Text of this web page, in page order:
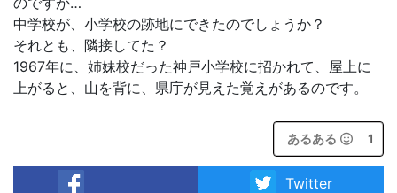
中学校が、小学校の跡地にできたのでしょうか？
それとも、隣接してた？
1967年に、姉妹校だった神戸小学校に招かれて、屋上に
上がると、山を背に、県庁が見えた覚えがあるのです。
あるある 1
Twitter